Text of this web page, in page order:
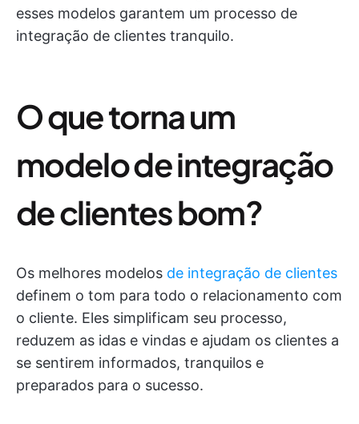
esses modelos garantem um processo de
integração de clientes tranquilo.
O que torna um
modelo de integração
de clientes bom?
Os melhores modelos de integração de clientes
definem o tom para todo o relacionamento com
o cliente. Eles simplificam seu processo,
reduzem as idas e vindas e ajudam os clientes a
se sentirem informados, tranquilos e
preparados para o sucesso.